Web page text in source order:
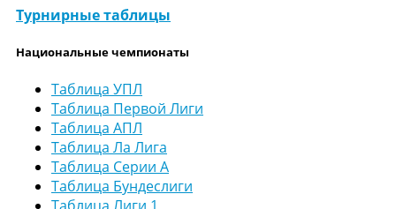
Турнирные таблицы
Национальные чемпионаты
Таблица УПЛ
Таблица Первой Лиги
Таблица АПЛ
Таблица Ла Лига
Таблица Серии А
Таблица Бундеслиги